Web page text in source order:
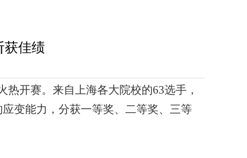
获佳绩
开赛。来自上海各大院校的63选手，
变能力，分获一等奖、二等奖、三等